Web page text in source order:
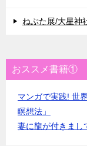
ねぷた展/大星神
おススメ書籍①
マンガで実践! 世
瞑想法」
妻に龍が付きまし